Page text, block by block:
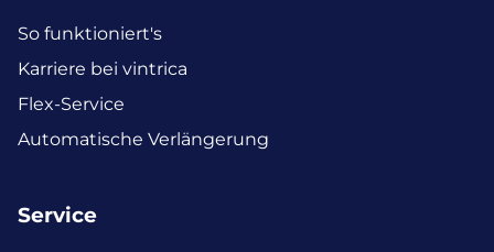
So funktioniert's
Karriere bei vintrica
Flex-Service
Automatische Verlängerung
Service